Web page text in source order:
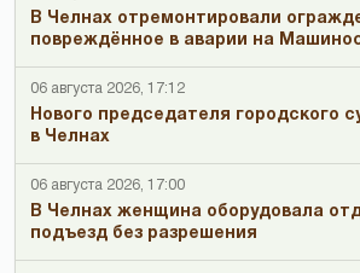
В Челнах отремонтировали
повреждённое в аварии на
06 августа 2026, 17:12
Нового председателя городского
в Челнах
06 августа 2026, 17:00
В Челнах женщина оборудовала
подъезд без разрешения